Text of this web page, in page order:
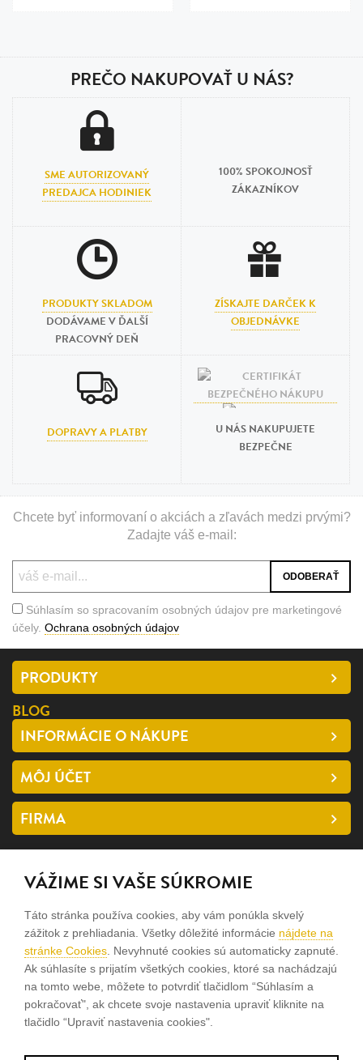
PREČO NAKUPOVAŤ U NÁS?
SME AUTORIZOVANÝ
PREDAJCA HODINIEK
100% SPOKOJNOSŤ
ZÁKAZNÍKOV
PRODUKTY SKLADOM
DODÁVAME V ĎALŠÍ
PRACOVNÝ DEŇ
ZÍSKAJTE DARČEK K
OBJEDNÁVKE
DOPRAVY A PLATBY
U NÁS NAKUPUJETE
BEZPEČNE
Chcete byť informovaní o akciách a zľavách medzi prvými?
Zadajte váš e-mail:
Súhlasím so spracovaním osobných údajov pre marketingové
účely. Ochrana osobných údajov
PRODUKTY
BLOG
INFORMÁCIE O NÁKUPE
MÔJ ÚČET
FIRMA
SLEDUJTE NÁS
facebook
instagram
Sme rodinná firma a zameriavame sa na predaj hodiniek a
šperkov od roku 1994.
Pozrite sa na naše ďaľšie web stránky.
VÁŽIME SI VAŠE SÚKROMIE
Táto stránka používa cookies, aby vám ponúkla skvelý
zážitok z prehliadania. Všetky dôležité informácie nájdete na
stránke Cookies . Nevyhnuté cookies sú automaticky zapnuté.
Ak súhlasíte s prijatím všetkých cookies, ktoré sa nachádzajú
na tomto webe, môžete to potvrdiť tlačidlom “Súhlasím a
pokračovať", ak chcete svoje nastavenia upraviť kliknite na
tlačidlo “Upraviť nastavenia cookies".